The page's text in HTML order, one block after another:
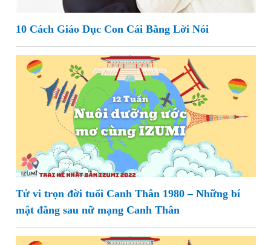
10 Cách Giáo Dục Con Cái Bằng Lời Nói
Tử vi trọn đời tuổi Canh Thân 1980 – Những bí
mật đằng sau nữ mạng Canh Thân